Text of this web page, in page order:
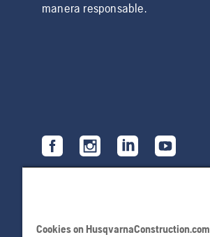
manera responsable.
Cookies on HusqvarnaConstruction.com